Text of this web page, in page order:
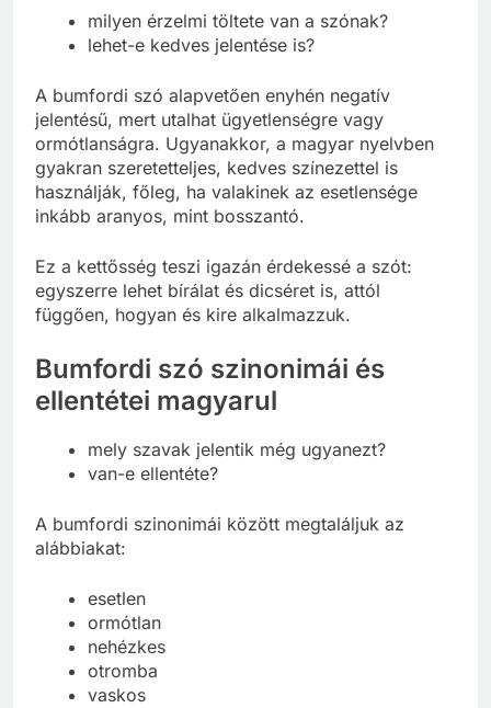
milyen érzelmi töltete van a szónak?
lehet-e kedves jelentése is?
A bumfordi szó alapvetően enyhén negatív
jelentésű, mert utalhat ügyetlenségre vagy
ormótlanságra. Ugyanakkor, a magyar nyelvben
gyakran szeretetteljes, kedves színezettel is
használják, főleg, ha valakinek az esetlensége
inkább aranyos, mint bosszantó.
Ez a kettősség teszi igazán érdekessé a szót:
egyszerre lehet bírálat és dicséret is, attól
függően, hogyan és kire alkalmazzuk.
Bumfordi szó szinonimái és
ellentétei magyarul
mely szavak jelentik még ugyanezt?
van-e ellentéte?
A bumfordi szinonimái között megtaláljuk az
alábbiakat:
esetlen
ormótlan
nehézkes
otromba
vaskos